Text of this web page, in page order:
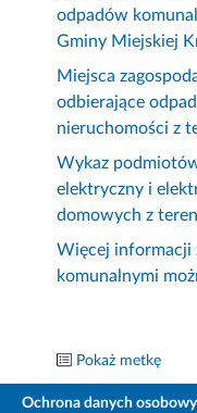
odpadów
Gminy Miejskiej
Miejsca
odbierające
nieruchomości z
Wykaz
elektryczny i
domowych z
Więcej informacji
komunalnymi
Pokaż metkę
Ochrona danych